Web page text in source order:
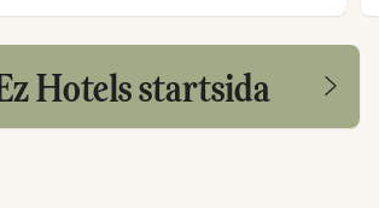
Hotels startsida